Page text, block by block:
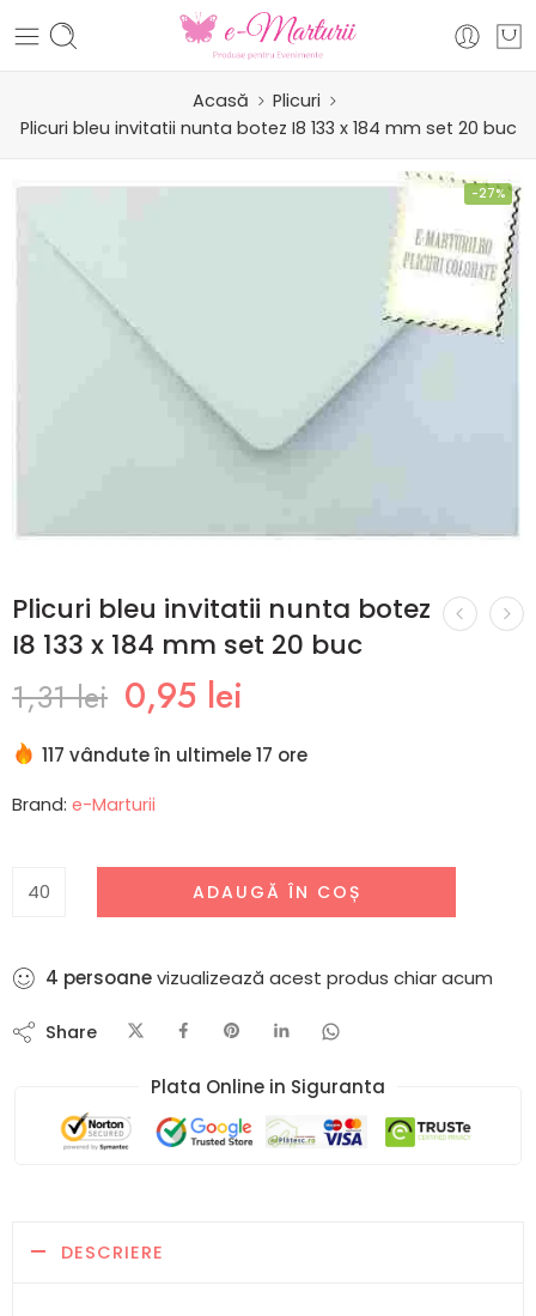
Acasă
Plicuri
Plicuri bleu invitatii nunta botez I8 133 x 184 mm set 20 buc
-27%
Plicuri bleu invitatii nunta botez
I8 133 x 184 mm set 20 buc
1,31lei 0,95 lei
117 vândute în ultimele 17 ore
Brand: e-Marturii
ADAUGĂ ÎN COȘ
4 persoanevizualizează acest produs chiar acum
Share
Plata Online in Siguranta​
DESCRIERE